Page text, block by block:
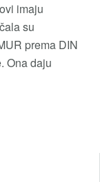
imaju
su
prema DIN
Ona daju